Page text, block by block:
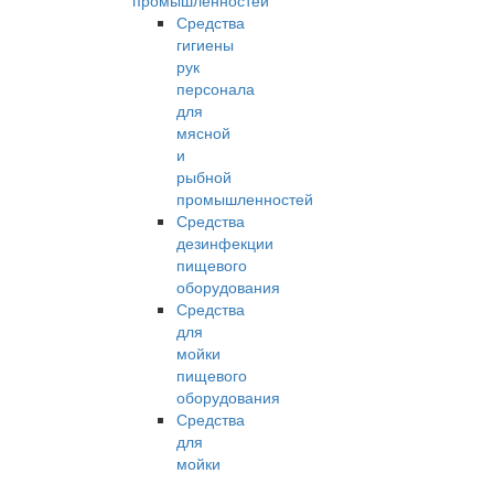
Средства
гигиены
рук
персонала
для
мясной
и
рыбной
промышленностей
Средства
дезинфекции
пищевого
оборудования
Средства
для
мойки
пищевого
оборудования
Средства
для
мойки